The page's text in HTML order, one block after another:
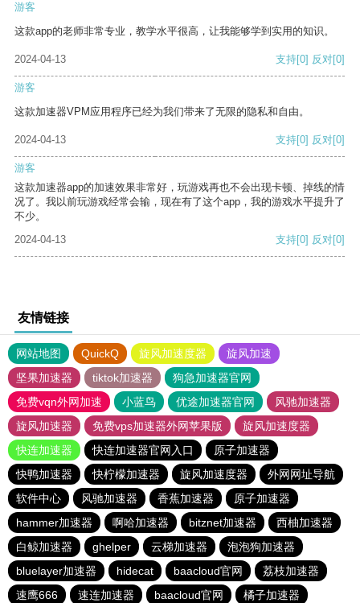
游客
这款app的老师非常专业，教学水平很高，让我能够学到实用的知识。
2024-04-13 支持[0] 反对[0]
游客
这款加速器VPM应用程序已经为我们带来了无限的隐私和自由。
2024-04-13 支持[0] 反对[0]
游客
这款加速器app的加速效果非常好，玩游戏再也不会出现卡顿、掉线的情
况了。我以前玩游戏经常会输，现在有了这个app，我的游戏水平提升了
不少。
2024-04-13
支持[0] 反对[0]
友情链接
网站地图 QuickQ 旋风加速度器
旋风加速
坚果加速器
tiktok加速器
狗急加速器官网
免费vqn外网加速
小蓝鸟 优途加速器官网
风驰加速器
旋风加速器
免费vps加速器外网苹果版
旋风加速度器
快连加速器
快连加速器官网入口
原子加速器
快鸭加速器
快柠檬加速器 旋风加速度器
外网网址导航
软件中心
风驰加速器 香蕉加速器
原子加速器
hammer加速器
啊哈加速器 bitznet加速器
西柚加速器
白鲸加速器
ghelper 云梯加速器
泡泡狗加速器
bluelayer加速器
hidecat baacloud官网
荔枝加速器
速鹰666
速连加速器 baacloud官网 橘子加速器